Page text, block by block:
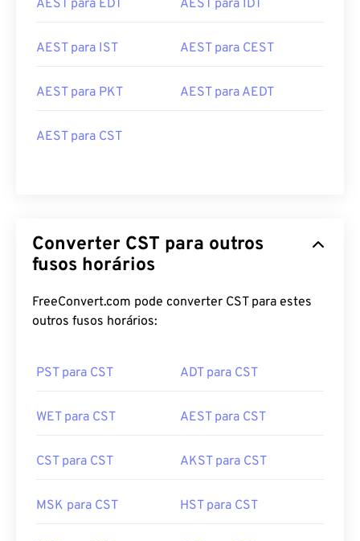
AEST para EDT AEST para IDT
AEST para IST AEST para CEST
AEST para PKT AEST para AEDT
AEST para CST
Converter CST para outros
fusos horários
FreeConvert.com pode converter CST para estes
outros fusos horários:
PST para CST ADT para CST
WET para CST AEST para CST
CST para CST AKST para CST
MSK para CST HST para CST